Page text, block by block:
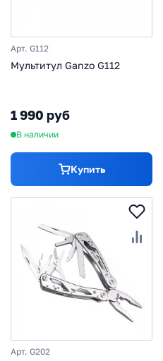
Арт. G112
Мультитул Ganzo G112
1 990 руб
В наличии
Купить
Арт. G202